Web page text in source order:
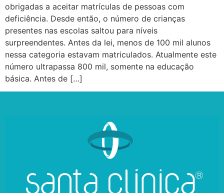
obrigadas a aceitar matrículas de pessoas com
deficiência. Desde então, o número de crianças
presentes nas escolas saltou para níveis
surpreendentes. Antes da lei, menos de 100 mil alunos
nessa categoria estavam matriculados. Atualmente este
número ultrapassa 800 mil, somente na educação
básica. Antes de […]